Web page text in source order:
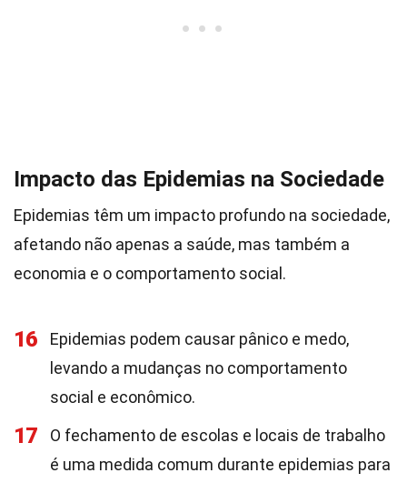
Impacto das Epidemias na Sociedade
Epidemias têm um impacto profundo na sociedade,
afetando não apenas a saúde, mas também a
economia e o comportamento social.
16
Epidemias podem causar pânico e medo,
levando a mudanças no comportamento
social e econômico.
17
O fechamento de escolas e locais de trabalho
é uma medida comum durante epidemias para